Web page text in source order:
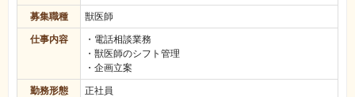
募集職種 獣医師
仕事内容
・電話相談業務
・獣医師のシフト管理
・企画立案
勤務形態 正社員